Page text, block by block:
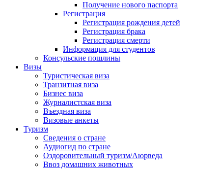
Получение нового паспорта
Регистрация
Регистрация рождения детей
Регистрация брака
Регистрация смерти
Информация для студентов
Консульские пошлины
Визы
Туристическая виза
Транзитная виза
Бизнес виза
Журналистская виза
Въездная виза
Визовые анкеты
Туризм
Сведения о стране
Аудиогид по стране
Оздоровительный туризм/Аюрведа
Ввоз домашних животных